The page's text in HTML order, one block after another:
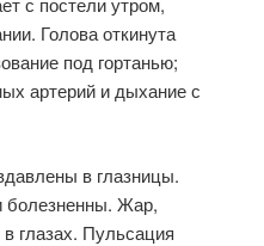
Голова откинута
под гортанью;
артерий и дыхание с
в глазницы.
болезненны. Жар,
глазах. Пульсация